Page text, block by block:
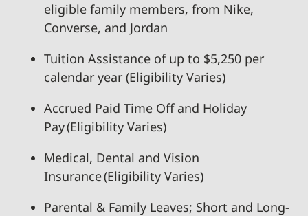
eligible family members, from Nike,
Converse, and Jordan
Tuition Assistance of up to $5,250 per
calendar year (Eligibility Varies)
Accrued Paid Time Off and Holiday
Pay (Eligibility Varies)
Medical, Dental and Vision
Insurance (Eligibility Varies)
Parental & Family Leaves; Short and Long-